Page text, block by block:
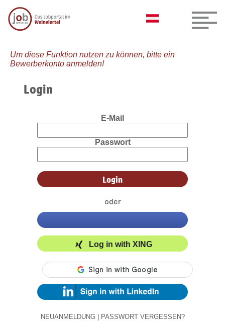
Um diese Funktion nutzen zu können, bitte ein
Bewerberkonto anmelden!
Login
E-Mail
Passwort
oder
Log in with XING
NEUANMELDUNG | PASSWORT VERGESSEN?